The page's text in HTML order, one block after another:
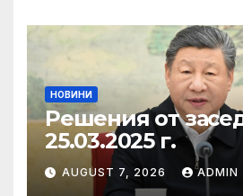
НОВИНИ
Решения от
25.03.2025 г.
AUGUST 7, 2026 ADMIN